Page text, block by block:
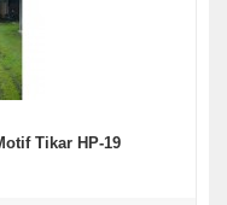
Tikar HP-19